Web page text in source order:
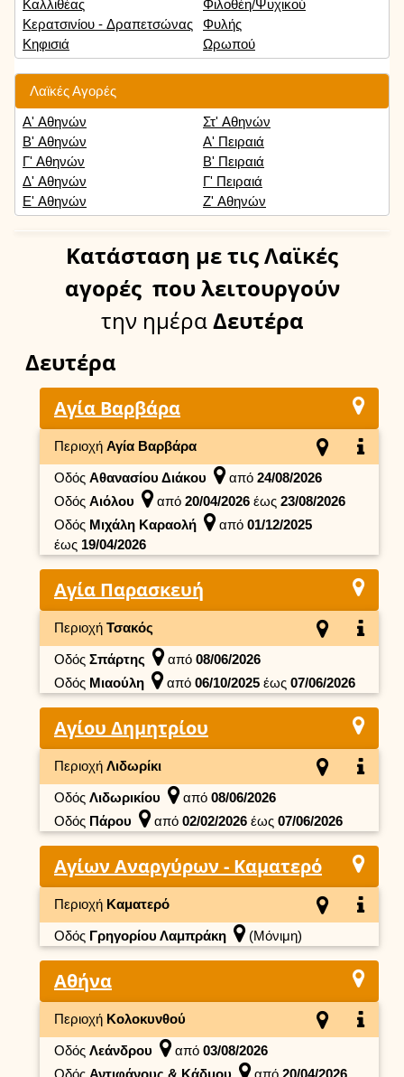
Καλλιθέας
Κερατσινίου - Δραπετσώνας
Κηφισιά
Φιλοθέη/Ψυχικού
Φυλής
Ωρωπού
Λαϊκές Αγορές
Α' Αθηνών
Β' Αθηνών
Γ' Αθηνών
Δ' Αθηνών
Ε' Αθηνών
Στ' Αθηνών
Α' Πειραιά
Β' Πειραιά
Γ' Πειραιά
Ζ' Αθηνών
Κατάσταση με τις Λαϊκές
αγορές που λειτουργούν
την ημέραΔευτέρα
Δευτέρα
Αγία Βαρβάρα
Περιοχή Αγία Βαρβάρα
Οδός Αθανασίου Διάκου από 24/08/2026
Οδός Αιόλου από 20/04/2026 έως 23/08/2026
Οδός Μιχάλη Καραολή από 01/12/2025
έως 19/04/2026
Αγία Παρασκευή
Περιοχή Τσακός
Οδός Σπάρτης από 08/06/2026
Οδός Μιαούλη από 06/10/2025 έως 07/06/2026
Αγίου Δημητρίου
Περιοχή Λιδωρίκι
Οδός Λιδωρικίου από 08/06/2026
Οδός Πάρου από 02/02/2026 έως 07/06/2026
Αγίων Αναργύρων - Καματερό
Περιοχή Καματερό
Οδός Γρηγορίου Λαμπράκη (Μόνιμη)
Αθήνα
Περιοχή Κολοκυνθού
Οδός Λεάνδρου από 03/08/2026